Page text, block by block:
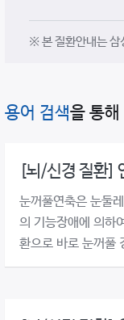
※ 본 질환안내는 삼
용어 검색을 통
[뇌/신경 질환]
눈꺼풀연축은 눈둘
의 기능장애에 의하
환으로 바로 눈꺼풀